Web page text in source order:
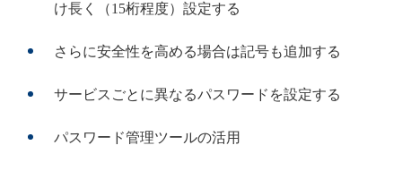
け長く（15桁程度）設定する
さらに安全性を高める場合は記号も追加する
サービスごとに異なるパスワードを設定する
パスワード管理ツールの活用